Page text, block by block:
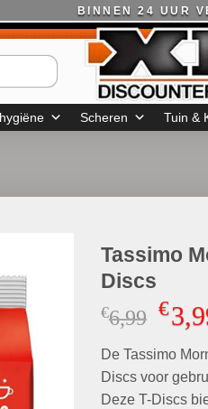
BINNEN 24 UUR
Scheren Tuin &
Tassimo
Discs
€6,99
prijs
was:
€
De Tassimo
Discs voor
Deze T-Discs